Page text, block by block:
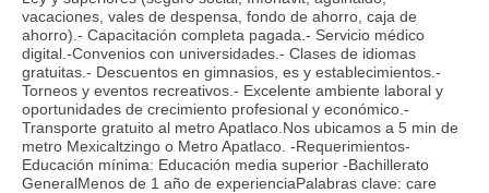
vacaciones, vales de despensa, fondo de ahorro, caja de
ahorro).- Capacitación completa pagada.- Servicio médico
digital.-Convenios con universidades.- Clases de idiomas
gratuitas.- Descuentos en gimnasios, es y establecimientos.-
Torneos y eventos recreativos.- Excelente ambiente laboral y
oportunidades de crecimiento profesional y económico.-
Transporte gratuito al metro Apatlaco.Nos ubicamos a 5 min de
metro Mexicaltzingo o Metro Apatlaco. -Requerimientos-
Educación mínima: Educación media superior -Bachillerato
GeneralMenos de 1 año de experienciaPalabras clave: care